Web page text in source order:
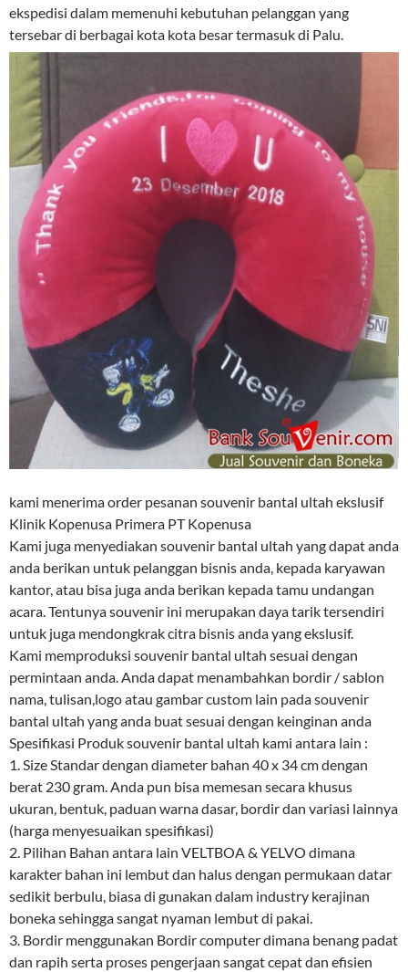
ekspedisi dalam memenuhi kebutuhan pelanggan yang
tersebar di berbagai kota kota besar termasuk di Palu.
kami menerima order pesanan souvenir bantal ultah ekslusif
Klinik Kopenusa Primera PT Kopenusa
Kami juga menyediakan souvenir bantal ultah yang dapat anda
anda berikan untuk pelanggan bisnis anda, kepada karyawan
kantor, atau bisa juga anda berikan kepada tamu undangan
acara. Tentunya souvenir ini merupakan daya tarik tersendiri
untuk juga mendongkrak citra bisnis anda yang ekslusif.
Kami memproduksi souvenir bantal ultah sesuai dengan
permintaan anda. Anda dapat menambahkan bordir / sablon
nama, tulisan,logo atau gambar custom lain pada souvenir
bantal ultah yang anda buat sesuai dengan keinginan anda
Spesifikasi Produk souvenir bantal ultah kami antara lain :
1. Size Standar dengan diameter bahan 40 x 34 cm dengan
berat 230 gram. Anda pun bisa memesan secara khusus
ukuran, bentuk, paduan warna dasar, bordir dan variasi lainnya
(harga menyesuaikan spesifikasi)
2. Pilihan Bahan antara lain VELTBOA & YELVO dimana
karakter bahan ini lembut dan halus dengan permukaan datar
sedikit berbulu, biasa di gunakan dalam industry kerajinan
boneka sehingga sangat nyaman lembut di pakai.
3. Bordir menggunakan Bordir computer dimana benang padat
dan rapih serta proses pengerjaan sangat cepat dan efisien